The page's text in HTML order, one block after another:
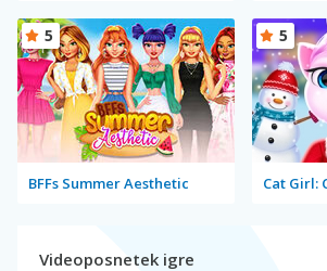
BFFs Summer Aesthetic
5 5
Videoposnetek igre